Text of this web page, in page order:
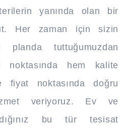
yanında olan bir
Her zaman için sizin
planda tuttuğumuzdan
noktasında hem kalite
fiyat noktasında doğru
veriyoruz. Ev ve
bu tür tesisat